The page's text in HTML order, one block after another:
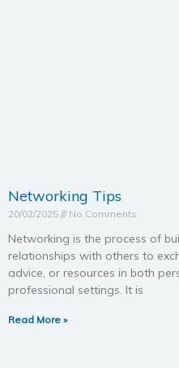
Networking Tips
20/02/2025 No Comments
Networking is the process of
relationships with others to
advice, or resources in both
professional settings. It is
Read More »